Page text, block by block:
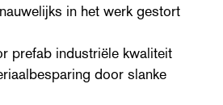
in het werk gestort
prefab industriële kwaliteit
door slanke